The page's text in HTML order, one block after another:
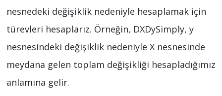
nesnedeki değişiklik nedeniyle hesaplamak için
türevleri hesaplarız. Örneğin, DXDySimply, y
nesnesindeki değişiklik nedeniyle X nesnesinde
meydana gelen toplam değişikliği hesapladığımız
anlamına gelir.